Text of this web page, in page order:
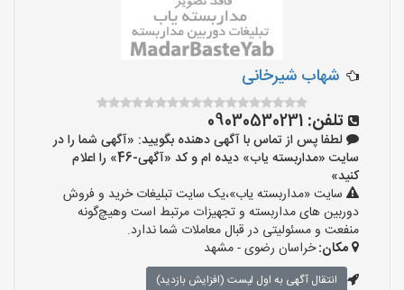
شهاب شیرخانی
تلفن: 09030530231
لطفا پس از تماس با آگهی دهنده بگویید: «آگهی شما را در
سایت «مداربسته یاب» دیده ام و کد «آگهی-46» را اعلام
کنید»
سایت «مداربسته یاب»،یک سایت تبلیغات خرید و فروش
دوربین های مداربسته و تجهیزات مرتبط است وهیچ‌گونه
منفعت و مسئولیتی در قبال معاملات شما ندارد.
مکان:خراسان رضوی - مشهد
انتقال آگهی به اول لیست (افزایش بازدید)